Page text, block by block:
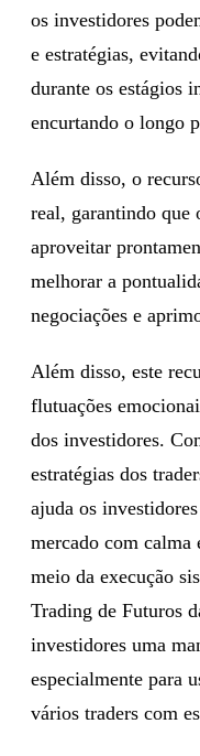
os investidores
e estratégias,
durante os estágios
encurtando o longo
Além disso, o
real, garantindo que
aproveitar
melhorar a
negociações e
Além disso, este
flutuações
dos investidores.
estratégias dos
ajuda os
mercado com
meio da execução
Trading de Futuros
investidores uma
especialmente para
vários traders com